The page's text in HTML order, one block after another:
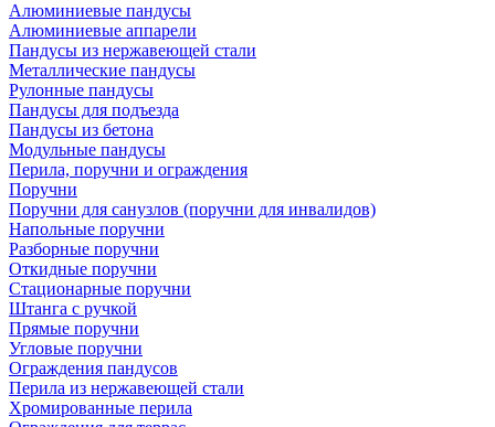
Алюминиевые пандусы
Алюминиевые аппарели
Пандусы из нержавеющей стали
Металлические пандусы
Рулонные пандусы
Пандусы для подъезда
Пандусы из бетона
Модульные пандусы
Перила, поручни и ограждения
Поручни
Поручни для санузлов (поручни для инвалидов)
Напольные поручни
Разборные поручни
Откидные поручни
Стационарные поручни
Штанга с ручкой
Прямые поручни
Угловые поручни
Ограждения пандусов
Перила из нержавеющей стали
Хромированные перила